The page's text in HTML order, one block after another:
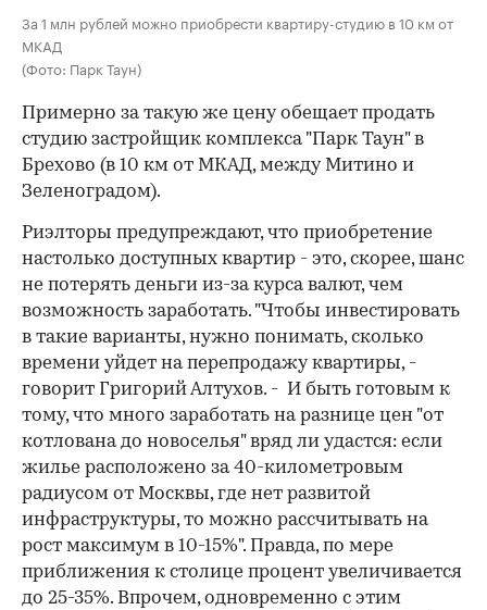
За 1 млн рублей можно приобрести квартиру-студию в 10 км от
МКАД
(Фото: Парк Таун)
Примерно за такую же цену обещает продать
студию застройщик комплекса "Парк Таун" в
Брехово (в 10 км от МКАД, между Митино и
Зеленоградом).
Риэлторы предупреждают, что приобретение
настолько доступных квартир - это, скорее, шанс
не потерять деньги из-за курса валют, чем
возможность заработать. "Чтобы инвестировать
в такие варианты, нужно понимать, сколько
времени уйдет на перепродажу квартиры, -
говорит Григорий Алтухов. - И быть готовым к
тому, что много заработать на разнице цен "от
котлована до новоселья" вряд ли удастся: если
жилье расположено за 40-километровым
радиусом от Москвы, где нет развитой
инфраструктуры, то можно рассчитывать на
рост максимум в 10-15%". Правда, по мере
приближения к столице процент увеличивается
до 25-35%. Впрочем, одновременно с этим